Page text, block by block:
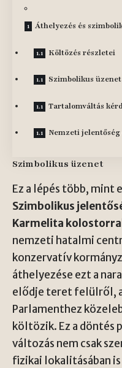
Áthelyezés és
Költözés részletei
Szimbolikus üzenet
Tartalomváltás
Nemzeti
Szimbolikus üzenet
Ez a lépés több, mint
Szimbolikus
Karmelita kolostorral
nemzeti hatalmi
konzervatív
áthelyezése ezt a
elődje teret felülről,
Parlamenthez
költözik. Ez a döntés
változás nem csak
fizikai lokalitásában